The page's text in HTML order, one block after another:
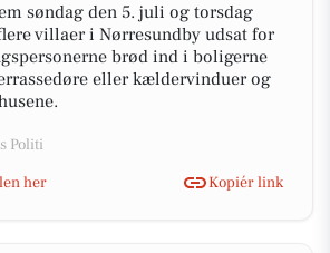
søndag den 5. juli og torsdag
villaer i Nørresundby udsat for
brød ind i boligerne
eller kældervinduer og
Politi
her
Kopiér link